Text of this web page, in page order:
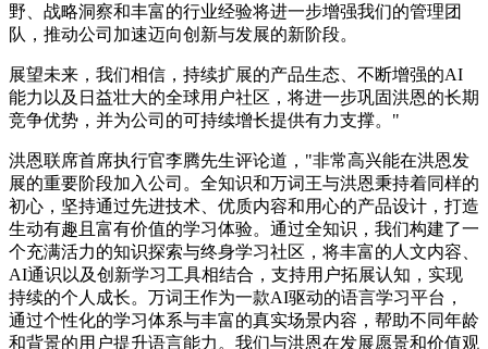
野、战略洞察和丰富的行业经验将进一步增强我们的管理团
队，推动公司加速迈向创新与发展的新阶段。
展望未来，我们相信，持续扩展的产品生态、不断增强的AI
能力以及日益壮大的全球用户社区，将进一步巩固洪恩的长期
竞争优势，并为公司的可持续增长提供有力支撑。"
洪恩联席首席执行官李腾先生评论道，"非常高兴能在洪恩发
展的重要阶段加入公司。全知识和万词王与洪恩秉持着同样的
初心，坚持通过先进技术、优质内容和用心的产品设计，打造
生动有趣且富有价值的学习体验。通过全知识，我们构建了一
个充满活力的知识探索与终身学习社区，将丰富的人文内容、
AI通识以及创新学习工具相结合，支持用户拓展认知，实现
持续的个人成长。万词王作为一款AI驱动的语言学习平台，
通过个性化的学习体系与丰富的真实场景内容，帮助不同年龄
和背景的用户提升语言能力。我们与洪恩在发展愿景和价值观